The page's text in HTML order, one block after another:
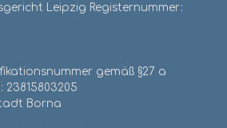
Leipzig Registernummer:
gemäß §27 a
Borna